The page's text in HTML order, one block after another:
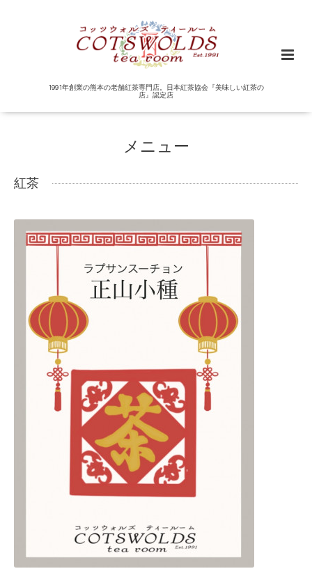
1991年創業の熊本の老舗紅茶専門店。日本紅茶協会『美味しい紅茶の
店』認定店
メニュー
紅茶